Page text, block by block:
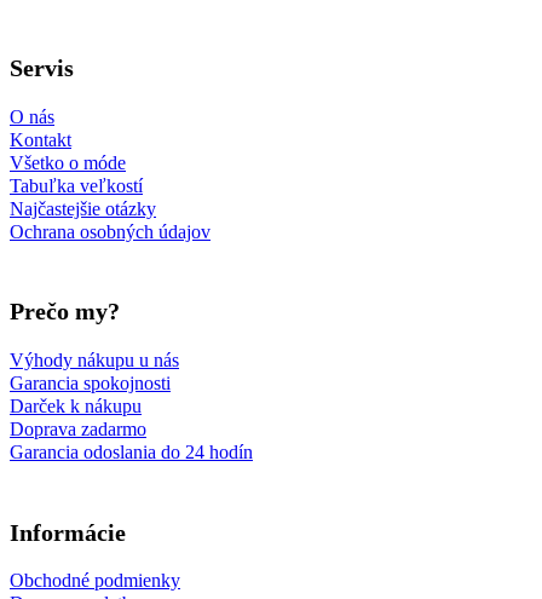
Servis
O nás
Kontakt
Všetko o móde
Tabuľka veľkostí
Najčastejšie otázky
Ochrana osobných údajov
Prečo my?
Výhody nákupu u nás
Garancia spokojnosti
Darček k nákupu
Doprava zadarmo
Garancia odoslania do 24 hodín
Informácie
Obchodné podmienky